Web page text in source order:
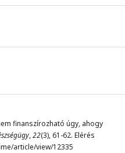
finanszírozható úgy, ahogy
,22(3), 61-62. Elérés
article/view/12335